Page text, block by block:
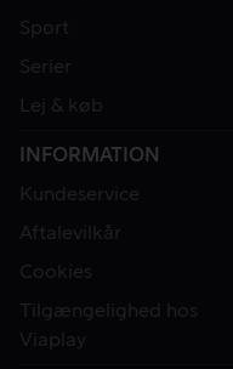
Sport
Serier
Lej & køb
INFORMATION
Kundeservice
Aftalevilkår
Cookies
Tilgængelighed hos
Viaplay